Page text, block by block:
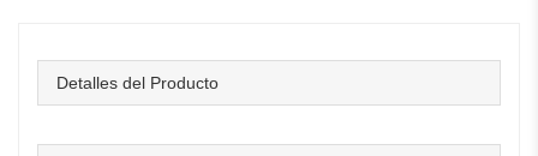
Detalles del Producto